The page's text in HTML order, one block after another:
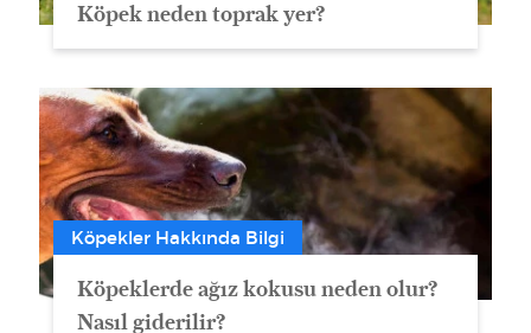
Köpek neden toprak yer?
Köpekler Hakkında Bilgi
Köpeklerde ağız kokusu neden olur?
Nasıl giderilir?